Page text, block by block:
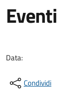
Eventi
Data:
Condividi